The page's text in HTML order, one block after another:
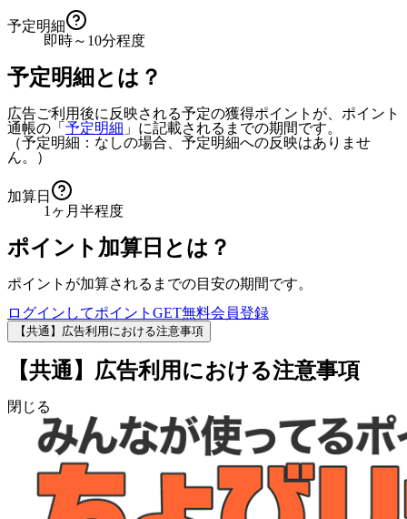
予定明細
即時～10分程度
予定明細とは？
広告ご利用後に反映される予定の獲得ポイントが、ポイント
通帳の「 予定明細 」に記載されるまでの期間です。
（予定明細：なしの場合、予定明細への反映はありませ
ん。）
加算日
1ヶ月半程度
ポイント加算日とは？
ポイントが加算されるまでの目安の期間です。
ログインしてポイントGET無料会員登録
【共通】広告利用における注意事項
【共通】広告利用における注意事項
閉じる